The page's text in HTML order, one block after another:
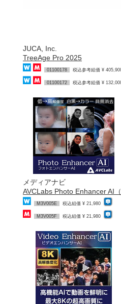
JUCA, Inc.
TreeAge Pro 2025
01100178 税込参考組価 ¥
01100172 税込参考組価 ¥
メディアナビ
AVCLabs Photo Enhancer AI
M3V005E 税込組価 ¥ 21,980
M3V005F 税込組価 ¥ 21,980